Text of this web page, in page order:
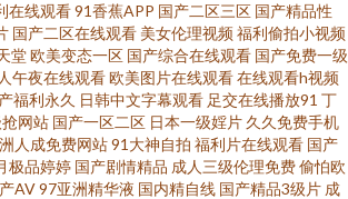
和日韩毛片 草莓视频免费观看 日韩最新黄色网址 91
络 av第一页影音先锋 婷婷六月丁加勒比导航 韩国色
短视频 91小视频1818 亚洲天堂精品视频 91网站入库
姬在线观看网 黑丝美眉呻吟给力 影音先锋资源无人区
在线观看91香蕉APP 国产二区三区 国产精品性
国产二区在线观看 美女伦理视频福利偷拍小视频
堂欧美变态一区 国产综合在线观看 国产免费一级
午夜在线观看欧美图片在线观看在线观看h视频
福利永久 日韩中文字幕观看 足交在线播放91 丁
网站 国产一区二区 日本一级婬片 久久免费手机
人成免费网站91大神自拍 福利片在线观看 国产
极品婷婷 国产剧情精品 成人三级伦理免费偷怕欧
AV97亚洲精华液 国内精自线 国产精品3级片 成